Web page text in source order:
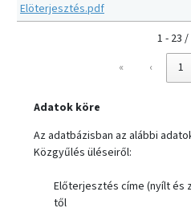
Elöterjesztés.pdf
1 - 23 /
«
‹ 1
Adatok köre
Az adatbázisban az alábbi
Közgyűlés üléseiről:
Előterjesztés címe (nyílt és
től